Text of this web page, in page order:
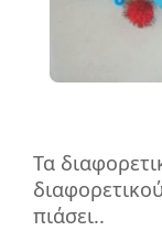
Τα
πιάσει..